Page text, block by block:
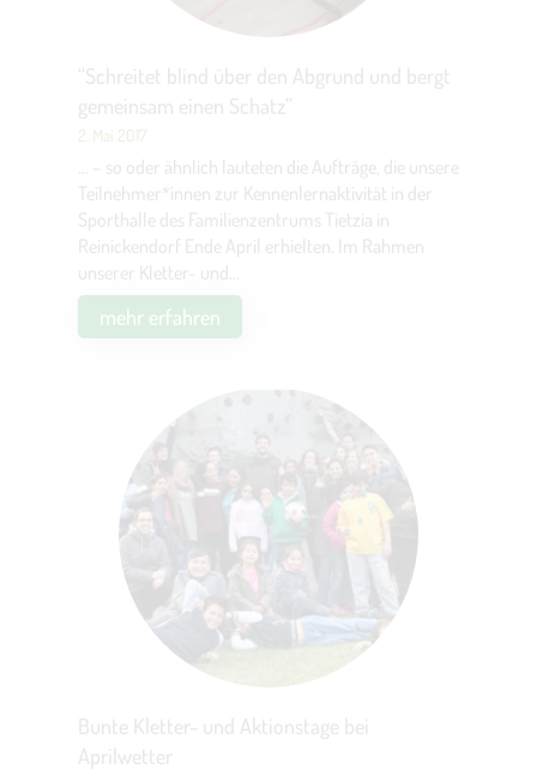
2. Mai 2017
… – so oder ähnlich lauteten die Aufträge, die unsere
Teilnehmer*innen zur Kennenlernaktivität in der
Sporthalle des Familienzentrums Tietzia in
Reinickendorf Ende April erhielten. Im Rahmen
unserer Kletter- und...
mehr erfahren